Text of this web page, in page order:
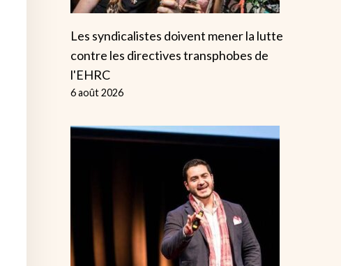
Les syndicalistes doivent mener la lutte
contre les directives transphobes de
l'EHRC
6 août 2026